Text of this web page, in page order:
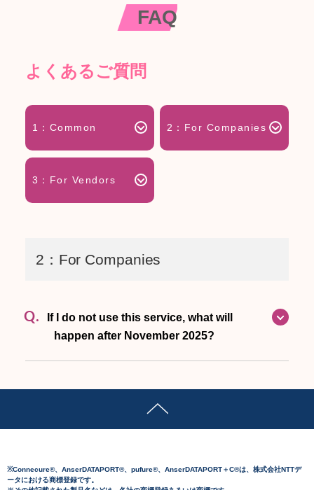
FAQ
よくあるご質問
1：Common 2：For Companies
3：For Vendors
2：For Companies
Q.
If I do not use this service, what will
happen after November 2025?
※Connecure®、AnserDATAPORT®、pufure®、AnserDATAPORT＋C®は、株式会社NTTデ
ータにおける商標登録です。